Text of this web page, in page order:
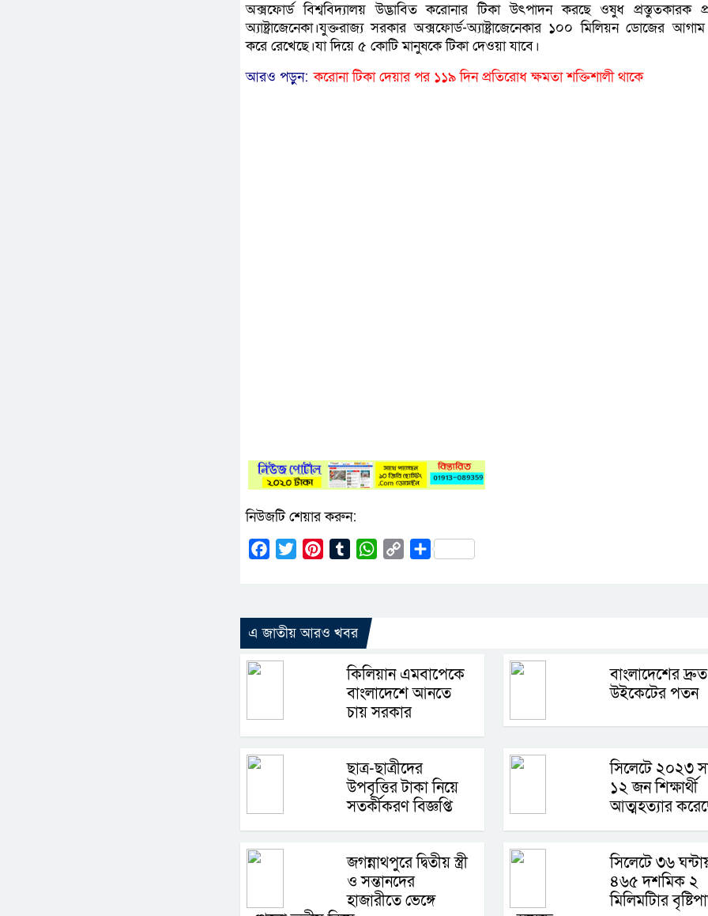
অক্সফোর্ড বিশ্ববিদ্যালয় উদ্ভাবিত করোনার টিকা উৎপাদন করছে ওষুধ প্রস্তুতকারক
অ্যাষ্ট্রাজেনেকা।যুক্তরাজ্য সরকার অক্সফোর্ড-অ্যাষ্ট্রাজেনেকার ১০০ মিলিয়ন ডোজের
করে রেখেছে।যা দিয়ে ৫ কোটি মানুষকে টিকা দেওয়া যাবে।
আরও পড়ুন: করোনা টিকা দেয়ার পর ১১৯ দিন প্রতিরোধ ক্ষমতা শক্তিশালী থাকে
নিউজটি শেয়ার করুন:
Facebook
Twitter PinterestTumblrWhatsApp
CopyShare
এ জাতীয় আরও খবর
কিলিয়ান এমবাপেকে
বাংলাদেশে আনতে
চায় সরকার
বাংলাদেশের
উইকেটের পতন
ছাত্র-ছাত্রীদের
উপবৃত্তির টাকা নিয়ে
সতর্কীকরণ বিজ্ঞপ্তি
সিলেটে ২০২৩
১২ জন শিক্ষার্থী
আত্মহত্যার
জগন্নাথপুরে দ্বিতীয় স্ত্রী
ও সন্তানদের
হাজারীতে ভেঙ্গে
সিলেটে ৩৬
৪৬৫ দশমিক ২
মিলিমটিার